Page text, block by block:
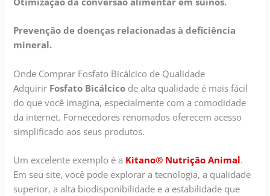
Prevenção de doenças relacionadas à deficiência
mineral.
Onde Comprar Fosfato Bicálcico de Qualidade
Adquirir Fosfato Bicálcico de alta qualidade é mais fácil
do que você imagina, especialmente com a comodidade
da internet. Fornecedores renomados oferecem acesso
simplificado aos seus produtos.
Um excelente exemplo é a Kitano® Nutrição Animal.
Em seu site, você pode explorar a tecnologia, a qualidade
superior, a alta biodisponibilidade e a estabilidade que